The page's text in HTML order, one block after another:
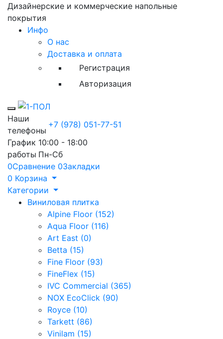
Дизайнерские и коммерческие напольные
покрытия
Инфо
О нас
Доставка и оплата
Регистрация
Авторизация
Toggle mobile menu
Наши
телефоны
+7 (978) 051-77-51
График
работы
10:00 - 18:00
Пн-Сб
0Сравнение 0Закладки
0 Корзина
Категории
Виниловая плитка
Alpine Floor (152)
Aqua Floor (116)
Art East (0)
Betta (15)
Fine Floor (93)
FineFlex (15)
IVC Commercial (365)
NOX EcoClick (90)
Royce (10)
Tarkett (86)
Vinilam (15)